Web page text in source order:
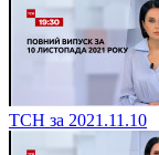
ТСН за 2021.11.10